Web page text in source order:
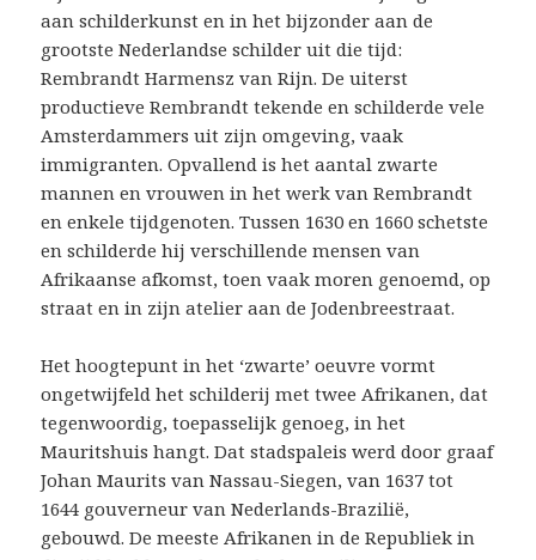
aan schilderkunst en in het bijzonder aan de
grootste Nederlandse schilder uit die tijd:
Rembrandt Harmensz van Rijn. De uiterst
productieve Rembrandt tekende en schilderde vele
Amsterdammers uit zijn omgeving, vaak
immigranten. Opvallend is het aantal zwarte
mannen en vrouwen in het werk van Rembrandt
en enkele tijdgenoten. Tussen 1630 en 1660 schetste
en schilderde hij verschillende mensen van
Afrikaanse afkomst, toen vaak moren genoemd, op
straat en in zijn atelier aan de Jodenbreestraat.
Het hoogtepunt in het ‘zwarte’ oeuvre vormt
ongetwijfeld het schilderij met twee Afrikanen, dat
tegenwoordig, toepasselijk genoeg, in het
Mauritshuis hangt. Dat stadspaleis werd door graaf
Johan Maurits van Nassau-Siegen, van 1637 tot
1644 gouverneur van Nederlands-Brazilië,
gebouwd. De meeste Afrikanen in de Republiek in